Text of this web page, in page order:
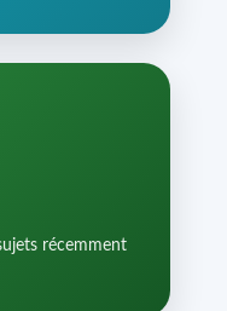
récemment